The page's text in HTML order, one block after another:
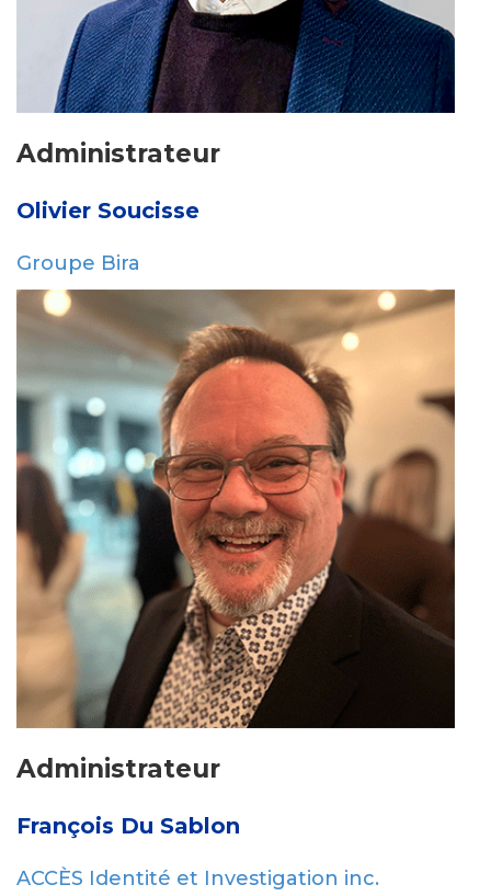
Administrateur
Olivier Soucisse
Groupe Bira
Administrateur
François Du Sablon
ACCÈS Identité et Investigation inc.